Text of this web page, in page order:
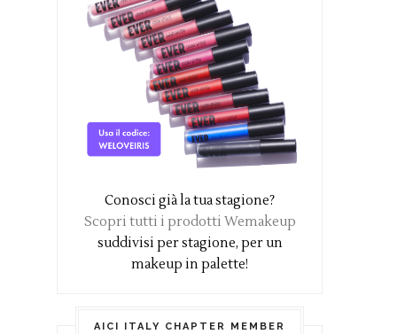
Conosci già la tua stagione?
Scopri tutti i prodotti Wemakeup
suddivisi per stagione, per un
makeup in palette!
AICI ITALY CHAPTER MEMBER